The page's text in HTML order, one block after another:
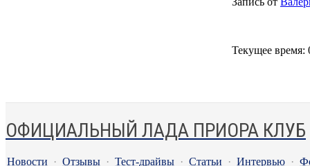
Текущее время:
ОФИЦИАЛЬНЫЙ ЛАДА ПРИОРА КЛУБ
Новости · Отзывы · Тест-драйвы · Статьи · Интервью ·